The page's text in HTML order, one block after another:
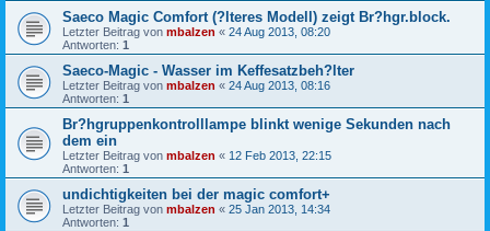
Saeco Magic Comfort (?lteres Modell) zeigt Br?hgr.block.
Letzter Beitrag von mbalzen « 24 Aug 2013, 08:20
Antworten: 1
Saeco-Magic - Wasser im Keffesatzbeh?lter
Letzter Beitrag von mbalzen « 24 Aug 2013, 08:16
Antworten: 1
Br?hgruppenkontrolllampe blinkt wenige Sekunden nach
dem ein
Letzter Beitrag von mbalzen « 12 Feb 2013, 22:15
Antworten: 1
undichtigkeiten bei der magic comfort+
Letzter Beitrag von mbalzen « 25 Jan 2013, 14:34
Antworten: 1